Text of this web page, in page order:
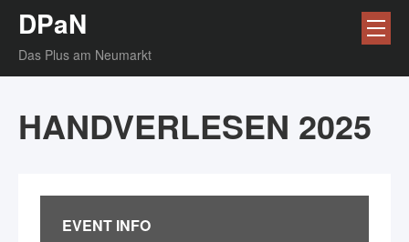
DPaN
Das Plus am Neumarkt
HANDVERLESEN 2025
EVENT INFO